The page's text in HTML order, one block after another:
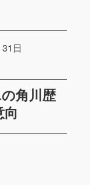
角川歴
向
日